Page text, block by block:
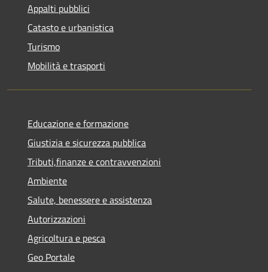
Appalti pubblici
Catasto e urbanistica
Turismo
Mobilità e trasporti
Educazione e formazione
Giustizia e sicurezza pubblica
Tributi,finanze e contravvenzioni
Ambiente
Salute, benessere e assistenza
Autorizzazioni
Agricoltura e pesca
Geo Portale